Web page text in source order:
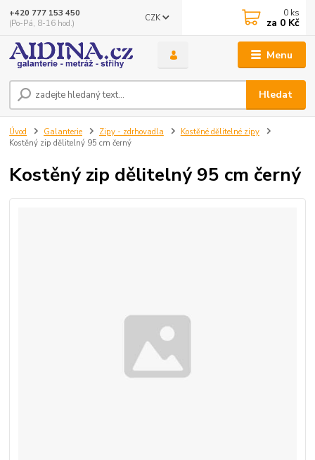
Menu
CZK
Hledat
+420 777 153 450
(Po-Pá, 8-16 hod.)
0 ks
za 0 Kč
Úvod Galanterie Zipy - zdrhovadla
Kostěné dělitelné zipy
Kostěný zip dělitelný 95 cm černý
Kostěný zip dělitelný 95 cm černý